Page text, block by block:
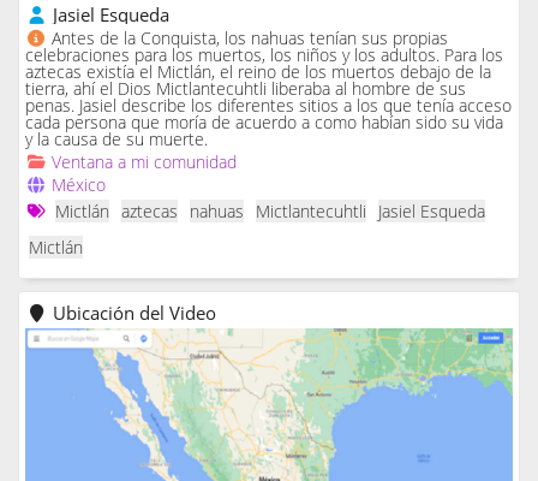
Jasiel Esqueda
Antes de la Conquista, los nahuas tenían sus propias
celebraciones para los muertos, los niños y los adultos. Para los
aztecas existía el Mictlán, el reino de los muertos debajo de la
tierra, ahí el Dios Mictlantecuhtli liberaba al hombre de sus
penas. Jasiel describe los diferentes sitios a los que tenía acceso
cada persona que moría de acuerdo a como habían sido su vida
y la causa de su muerte.
Ventana a mi comunidad
México
Mictlán aztecas nahuas Mictlantecuhtli
Jasiel Esqueda
Mictlán
Ubicación del Video